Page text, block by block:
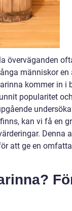
överväganden
människor en
kommer in i
popularitet
kan vi få en
Denna
att ge en